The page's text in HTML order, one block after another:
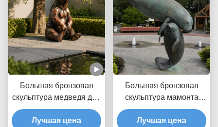
Большая бронзовая
скульптура медведя для
наружного сада
реалистичная сидящая
Лучшая цена
Большая бронзовая
скульптура мамонта
матери и ребенка
Морское животное
Лучшая цена